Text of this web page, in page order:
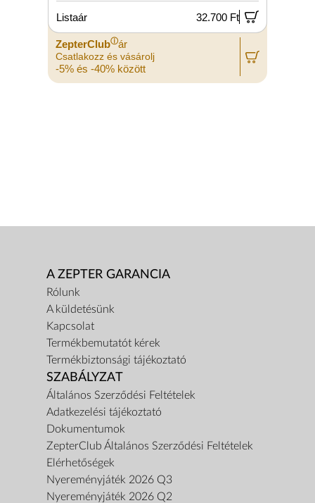
Listaár 32.700 Ft
ZepterClubⓘár
Csatlakozz és vásárolj
-5% és -40% között
A ZEPTER GARANCIA
Rólunk
A küldetésünk
Kapcsolat
Termékbemutatót kérek
Termékbiztonsági tájékoztató
SZABÁLYZAT
Általános Szerződési Feltételek
Adatkezelési tájékoztató
Dokumentumok
ZepterClub Általános Szerződési Feltételek
Elérhetőségek
Nyereményjáték 2026 Q3
Nyereményjáték 2026 Q2